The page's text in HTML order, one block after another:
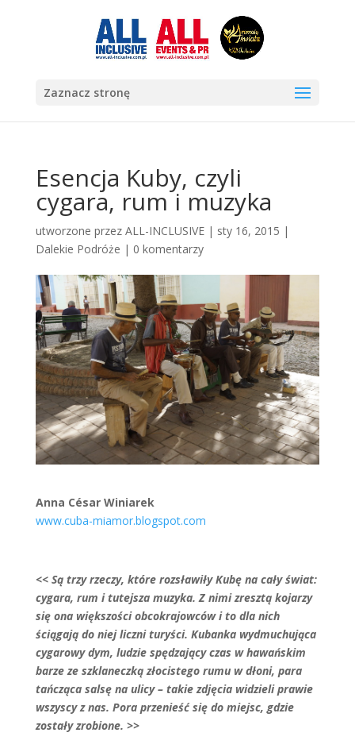
Zaznacz stronę
Esencja Kuby, czyli
cygara, rum i muzyka
utworzone przez ALL-INCLUSIVE| sty 16, 2015 |
Dalekie Podróże | 0 komentarzy
Anna César Winiarek
www.cuba-miamor.blogspot.com
<< Są trzy rzeczy, które rozsławiły Kubę na cały świat:
cygara, rum i tutejsza muzyka. Z nimi zresztą kojarzy
się ona większości obcokrajowców i to dla nich
ściągają do niej liczni turyści. Kubanka wydmuchująca
cygarowy dym, ludzie spędzający czas w hawańskim
barze ze szklaneczką złocistego rumu w dłoni, para
tańcząca salsę na ulicy – takie zdjęcia widzieli prawie
wszyscy z nas. Pora przenieść się do miejsc, gdzie
zostały zrobione. >>